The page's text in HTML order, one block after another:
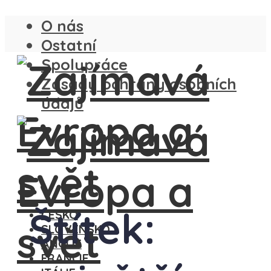
O nás
Ostatní
Spolupráce
Zásady ochrany osobních
údajů
ČESKO
SLOVENSKO
ANGLIE
FRANCIE
Štítek: